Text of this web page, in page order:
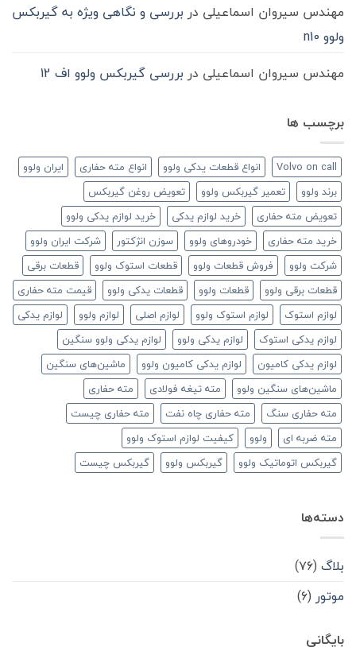
مهندس سیروان اسماعیلی در بررسی و نگاهی ویژه به گیربکس
ولوو n10
مهندس سیروان اسماعیلی در بررسی گیربکس ولوو اف 12
برچسب ها
Volvo on call انواع قطعات یدکی ولوو انواع مته حفاری
ایران ولوو
برند ولوو
تعمیر گیربکس ولوو
تعویض روغن گیربکس
تعویض مته حفاری
خرید لوازم یدکی
خرید لوازم یدکی ولوو
خرید مته حفاری
خودروهای ولوو سوزن انژکتور
شرکت ایران ولوو
شرکت ولوو
فروش قطعات ولوو قطعات استوک ولوو
قطعات برقی
قطعات برقی ولوو
قطعات ولوو قطعات یدکی ولوو
قیمت مته حفاری
لوازم استوک
لوازم استوک ولوو لوازم اصلی لوازم ولوو
لوازم یدکی
لوازم یدکی استوک
لوازم یدکی ولوو
لوازم یدکی ولوو سنگین
لوازم یدکی کامیون
لوازم یدکی کامیون ولوو
ماشین‌های سنگین
ماشین‌های سنگین ولوو
مته تیغه فولادی
مته حفاری
مته حفاری سنگ
مته حفاری چاه نفت
مته حفاری چیست
مته ضربه ای
ولوو
کیفیت لوازم استوک ولوو
گیربکس اتوماتیک ولوو
گیربکس ولوو گیربکس چیست
دسته‌ها
بلاگ (۷۶)
موتور (۶)
بایگانی